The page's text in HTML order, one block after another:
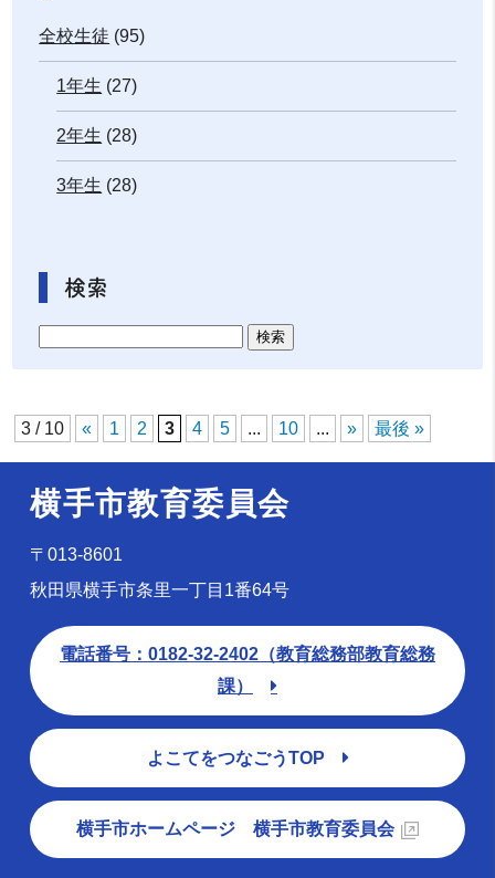
全校生徒 (95)
1年生 (27)
2年生 (28)
3年生 (28)
検索
3 / 10 « 1 2 3 4 5 ... 10 ... » 最後 »
横手市教育委員会
〒013-8601
秋田県横手市条里一丁目1番64号
電話番号：0182-32-2402（教育総務部教育総務
課）
よこてをつなごうTOP
横手市ホームページ 横手市教育委員会